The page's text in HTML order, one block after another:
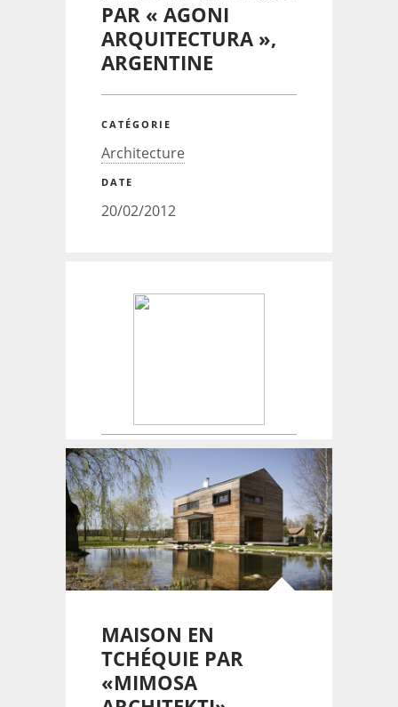
PAR « AGONI
ARQUITECTURA »,
ARGENTINE
CATÉGORIE
Architecture
DATE
20/02/2012
Créateur de maisons.
MAISON EN
TCHÉQUIE PAR
«MIMOSA